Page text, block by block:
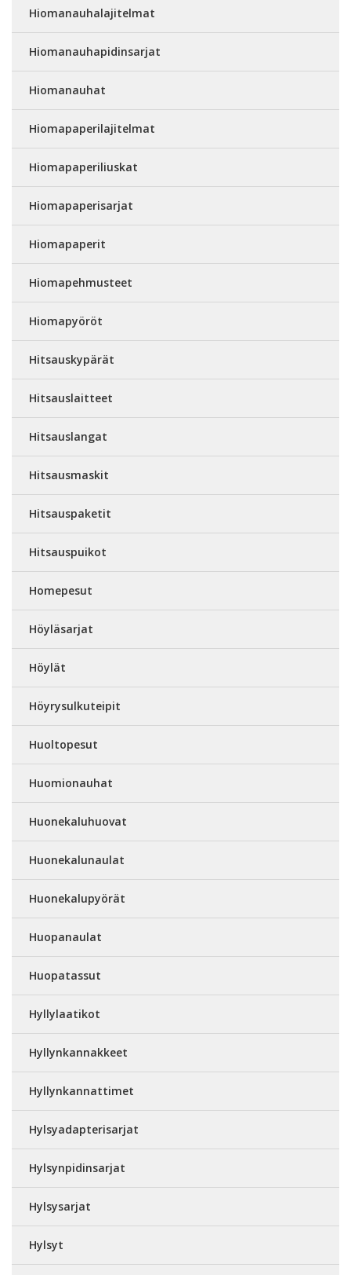
Hiomanauhalajitelmat
Hiomanauhapidinsarjat
Hiomanauhat
Hiomapaperilajitelmat
Hiomapaperiliuskat
Hiomapaperisarjat
Hiomapaperit
Hiomapehmusteet
Hiomapyöröt
Hitsauskypärät
Hitsauslaitteet
Hitsauslangat
Hitsausmaskit
Hitsauspaketit
Hitsauspuikot
Homepesut
Höyläsarjat
Höylät
Höyrysulkuteipit
Huoltopesut
Huomionauhat
Huonekaluhuovat
Huonekalunaulat
Huonekalupyörät
Huopanaulat
Huopatassut
Hyllylaatikot
Hyllynkannakkeet
Hyllynkannattimet
Hylsyadapterisarjat
Hylsynpidinsarjat
Hylsysarjat
Hylsyt